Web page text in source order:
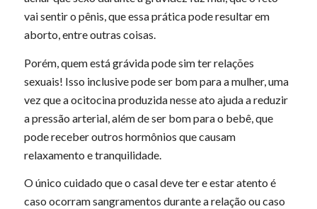
vai sentir o pênis, que essa prática pode resultar em
aborto, entre outras coisas.
Porém, quem está grávida pode sim ter relações
sexuais! Isso inclusive pode ser bom para a mulher, uma
vez que a ocitocina produzida nesse ato ajuda a reduzir
a pressão arterial, além de ser bom para o bebê, que
pode receber outros hormônios que causam
relaxamento e tranquilidade.
O único cuidado que o casal deve ter e estar atento é
caso ocorram sangramentos durante a relação ou caso